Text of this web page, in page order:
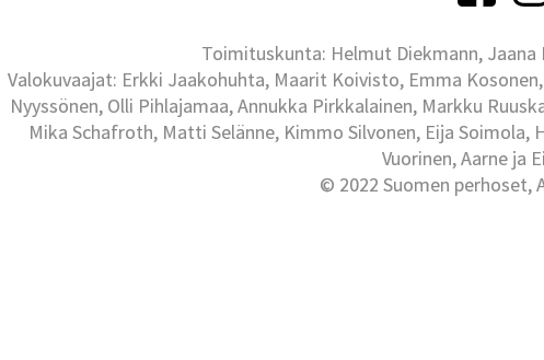
Toimituskunta: Helmut Diekmann, Jaana
Valokuvaajat: Erkki Jaakohuhta, Maarit Koivisto, Emma
Nyyssönen, Olli Pihlajamaa, Annukka Pirkkalainen, Markku
Mika Schafroth, Matti Selänne, Kimmo Silvonen, Eija
Vuorinen, Aarne ja
© 2022 Suomen perhoset,